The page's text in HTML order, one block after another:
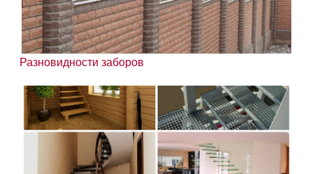
Разновидности заборов